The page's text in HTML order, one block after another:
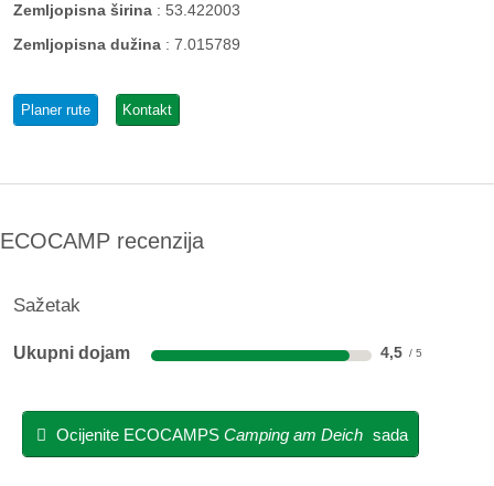
Zemljopisna širina : 53.422003
Zemljopisna dužina : 7.015789
Planer rute Kontakt
ECOCAMP recenzija
Sažetak
Ukupni dojam 4,5
Ocijenite ECOCAMPS Camping am Deich sada